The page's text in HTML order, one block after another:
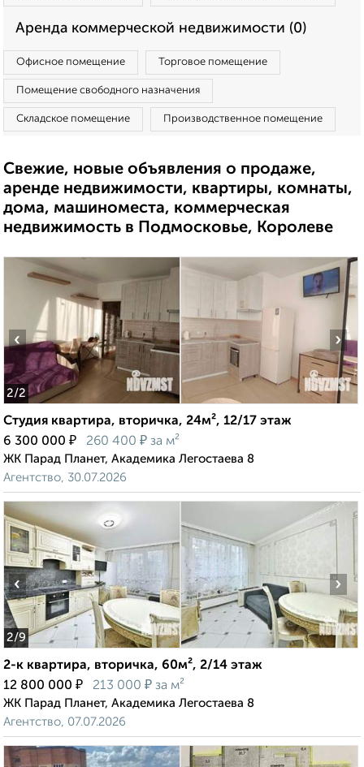
Аренда коммерческой недвижимости (0)
Офисное помещение Торговое помещение
Помещение свободного назначения
Складское помещение Производственное помещение
Свежие, новые объявления о продаже,
аренде недвижимости, квартиры, комнаты,
дома, машиноместа, коммерческая
недвижимость в Подмосковье, Королеве
2/2
‹ ›
Студия квартира, вторичка, 24м², 12/17 этаж
6 300 000 ₽ 260 400 ₽ за м²
ЖК Парад Планет, Академика Легостаева 8
Агентство, 30.07.2026
2/9
‹ ›
2-к квартира, вторичка, 60м², 2/14 этаж
12 800 000 ₽ 213 000 ₽ за м²
ЖК Парад Планет, Академика Легостаева 8
Агентство, 07.07.2026